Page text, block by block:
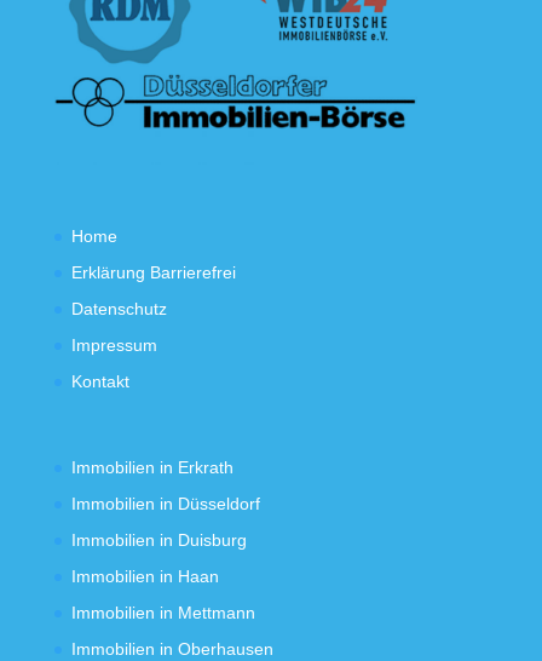
Home
Erklärung Barrierefrei
Datenschutz
Impressum
Kontakt
Immobilien in Erkrath
Immobilien in Düsseldorf
Immobilien in Duisburg
Immobilien in Haan
Immobilien in Mettmann
Immobilien in Oberhausen